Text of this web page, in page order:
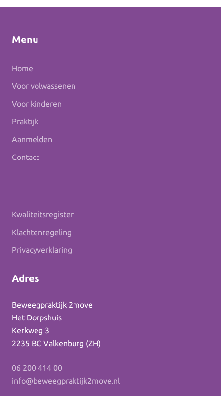
Menu
Home
Voor volwassenen
Voor kinderen
Praktijk
Aanmelden
Contact
Kwaliteitsregister
Klachtenregeling
Privacyverklaring
Adres
Beweegpraktijk 2move
Het Dorpshuis
Kerkweg 3
2235 BC Valkenburg (ZH)
06 200 414 00
info@beweegpraktijk2move.nl